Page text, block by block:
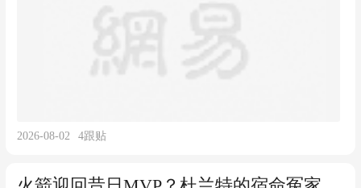
2026-08-02 4跟贴